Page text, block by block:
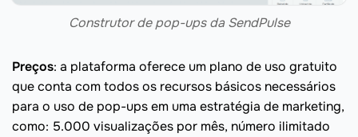
Construtor de pop-ups da SendPulse
Preços: a plataforma oferece um plano de uso gratuito
que conta com todos os recursos básicos necessários
para o uso de pop-ups em uma estratégia de marketing,
como: 5.000 visualizações por mês, número ilimitado